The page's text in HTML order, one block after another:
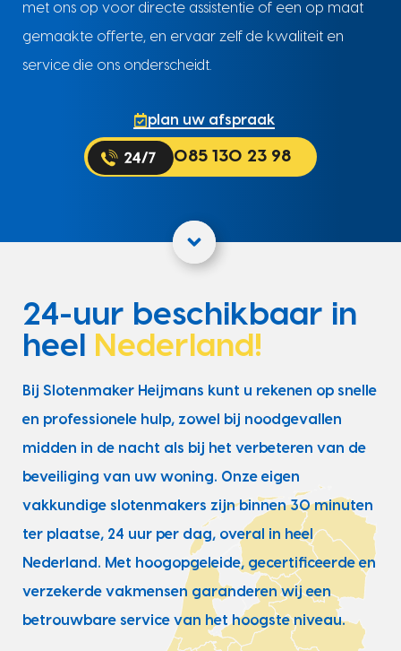
met ons op voor directe assistentie of een op maat
gemaakte offerte, en ervaar zelf de kwaliteit en
service die ons onderscheidt.
plan uw afspraak
085 130 23 98
24-uur beschikbaar in
heel
Nederland!
Bij Slotenmaker Heijmans kunt u rekenen op snelle
en professionele hulp, zowel bij noodgevallen
midden in de nacht als bij het verbeteren van de
beveiliging van uw woning. Onze eigen
vakkundige slotenmakers zijn binnen 30 minuten
ter plaatse, 24 uur per dag, overal in heel
Nederland. Met hoogopgeleide, gecertificeerde en
verzekerde vakmensen garanderen wij een
betrouwbare service van het hoogste niveau.